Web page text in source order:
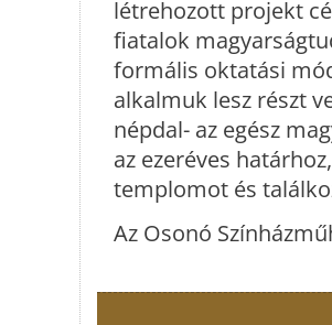
létrehozott projekt
fiatalok
formális oktatási
alkalmuk lesz részt
népdal- az egész
az ezeréves
templomot és
Az Osonó